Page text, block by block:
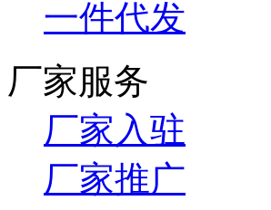
一件代发
厂家服务
厂家入驻
厂家推广